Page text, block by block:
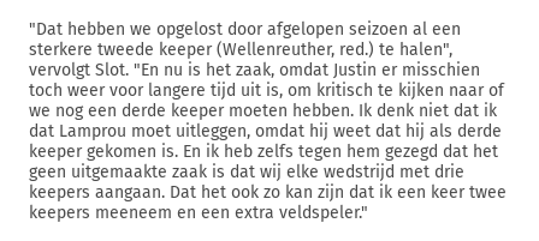
"Dat hebben we opgelost door afgelopen seizoen al een
sterkere tweede keeper (Wellenreuther, red.) te halen",
vervolgt Slot. "En nu is het zaak, omdat Justin er misschien
toch weer voor langere tijd uit is, om kritisch te kijken naar of
we nog een derde keeper moeten hebben. Ik denk niet dat ik
dat Lamprou moet uitleggen, omdat hij weet dat hij als derde
keeper gekomen is. En ik heb zelfs tegen hem gezegd dat het
geen uitgemaakte zaak is dat wij elke wedstrijd met drie
keepers aangaan. Dat het ook zo kan zijn dat ik een keer twee
keepers meeneem en een extra veldspeler."